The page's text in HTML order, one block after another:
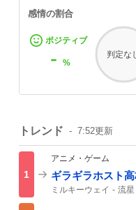
感情の割合
ポジティブ
- %
判定な
トレンド 7:52更新
1
アニメ・ゲーム
ギラギラホスト
ミルキーウェイ 流星